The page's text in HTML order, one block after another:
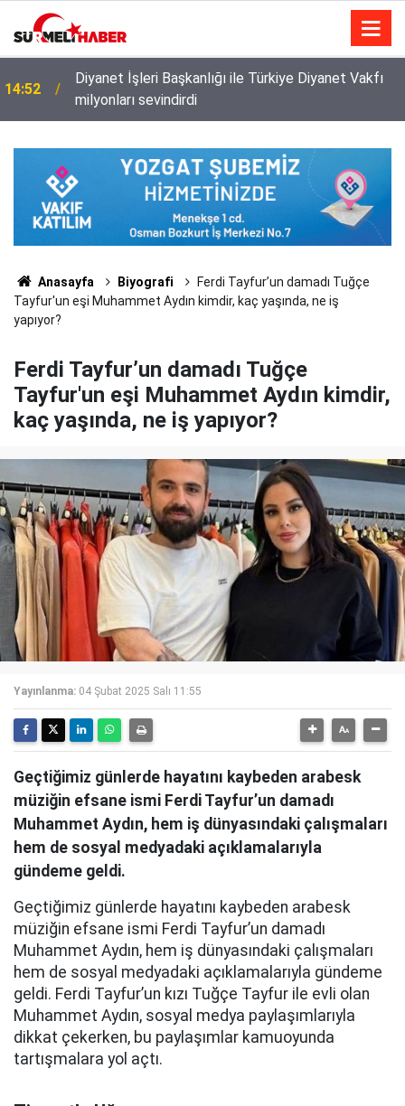
14:52
Diyanet İşleri Başkanlığı ile Türkiye Diyanet Vakfı
milyonları sevindirdi
Anasayfa Biyografi
Ferdi Tayfur’un damadı Tuğçe
Tayfur'un eşi Muhammet Aydın kimdir, kaç yaşında, ne iş
yapıyor?
Ferdi Tayfur’un damadı Tuğçe
Tayfur'un eşi Muhammet Aydın kimdir,
kaç yaşında, ne iş yapıyor?
Yayınlanma: 04 Şubat 2025 Salı 11:55
Geçtiğimiz günlerde hayatını kaybeden arabesk
müziğin efsane ismi Ferdi Tayfur’un damadı
Muhammet Aydın, hem iş dünyasındaki çalışmaları
hem de sosyal medyadaki açıklamalarıyla
gündeme geldi.
Geçtiğimiz günlerde hayatını kaybeden arabesk
müziğin efsane ismi Ferdi Tayfur’un damadı
Muhammet Aydın, hem iş dünyasındaki çalışmaları
hem de sosyal medyadaki açıklamalarıyla gündeme
geldi. Ferdi Tayfur’un kızı Tuğçe Tayfur ile evli olan
Muhammet Aydın, sosyal medya paylaşımlarıyla
dikkat çekerken, bu paylaşımlar kamuoyunda
tartışmalara yol açtı.